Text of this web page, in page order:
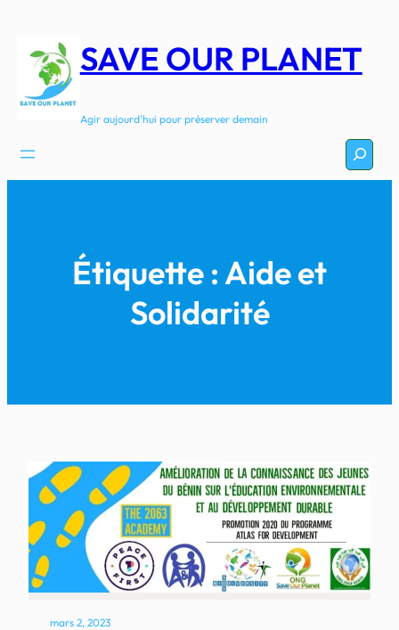
contenu
SAVE OUR PLANET
Agir aujourd'hui pour préserver demain
Étiquette : Aide et
Solidarité
mars 2, 2023